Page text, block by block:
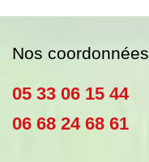
Nos coordonnées
05 33 06 15 44
06 68 24 68 61